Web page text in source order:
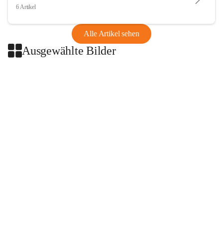
6 Artikel
Alle Artikel sehen
Ausgewählte Bilder